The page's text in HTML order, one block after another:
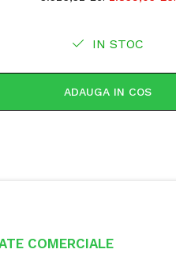
IN STOC
ADAUGA IN COS
COMERCIALE